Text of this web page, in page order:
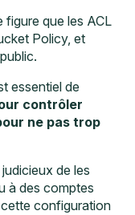
figure que les ACL
Policy, et
essentiel de
contrôler
ne pas trop
de les
à des comptes
configuration